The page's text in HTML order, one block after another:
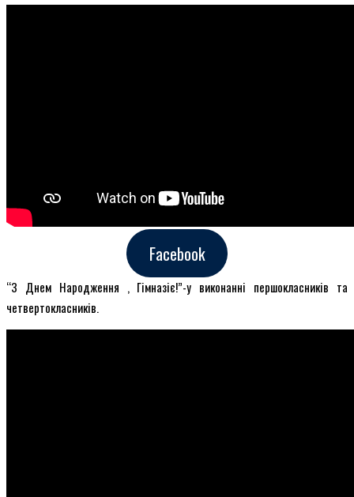
Facebook
“З Днем Народження , Гімназіє!”-у виконанні першокласників та
четвертокласників.